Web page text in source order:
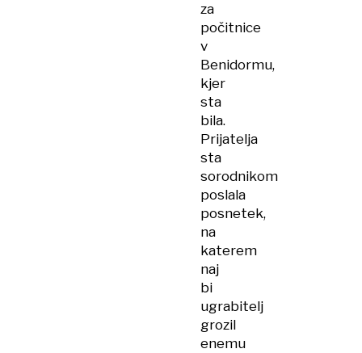
za
počitnice
v
Benidormu,
kjer
sta
bila.
Prijatelja
sta
sorodnikom
poslala
posnetek,
na
katerem
naj
bi
ugrabitelj
grozil
enemu